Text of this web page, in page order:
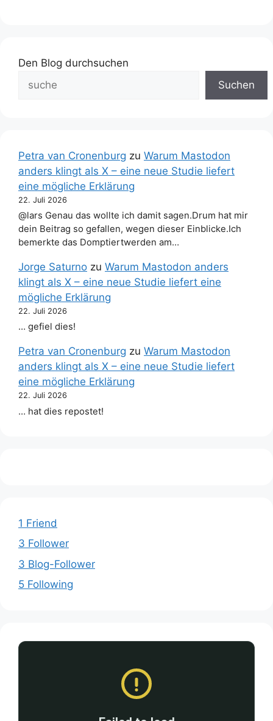
Den Blog durchsuchen
Suchen
Petra van Cronenburg zu Warum Mastodon
anders klingt als X – eine neue Studie liefert
eine mögliche Erklärung
22. Juli 2026
@lars Genau das wollte ich damit sagen.Drum hat mir
dein Beitrag so gefallen, wegen dieser Einblicke.Ich
bemerkte das Domptiertwerden am…
Jorge Saturno zu Warum Mastodon anders
klingt als X – eine neue Studie liefert eine
mögliche Erklärung
22. Juli 2026
… gefiel dies!
Petra van Cronenburg zu Warum Mastodon
anders klingt als X – eine neue Studie liefert
eine mögliche Erklärung
22. Juli 2026
… hat dies repostet!
1 Friend
3 Follower
3 Blog-Follower
5 Following